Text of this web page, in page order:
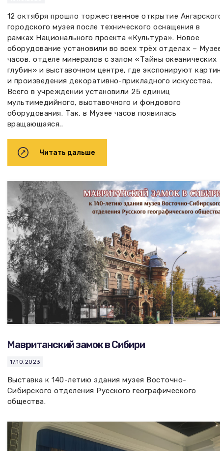
12 октября прошло торжественное открытие
городского музея после технического оснащения в
рамках Национального проекта «Культура». Новое
оборудование установили во всех трёх отделах –
часов, отделе минералов с залом «Тайны океанических
глубин» и выставочном центре, где экспонируют
и произведения декоративно-прикладного искусства.
Всего в учреждении установили 25 единиц
мультимедийного, выставочного и фондового
оборудования. Так, в Музее часов появилась
вращающаяся..
Читать дальше
Мавританский замок в Сибири
17.10.2023
Выставка к 140-летию здания музея Восточно-
Сибирского отделения Русского географического
общества.